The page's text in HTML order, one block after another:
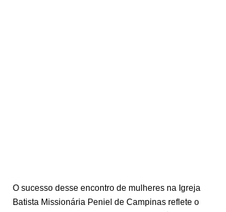
O sucesso desse encontro de mulheres na Igreja
Batista Missionária Peniel de Campinas reflete o